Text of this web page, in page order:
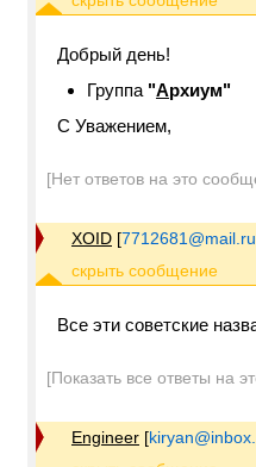
Добрый день!
Группа "Архиум"
С Уважением,
[Нет ответов на это
XOID [7712681@mail.ru
Все эти советские
[Показать все ответы на
Engineer [